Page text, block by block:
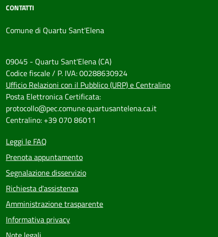
CONTATTI
Comune di Quartu Sant'Elena
09045 - Quartu Sant'Elena (CA)
Codice fiscale / P. IVA: 00288630924
Ufficio Relazioni con il Pubblico (URP) e Centralino
Posta Elettronica Certificata:
protocollo@pec.comune.quartusantelena.ca.it
Centralino: +39 070 86011
Leggi le FAQ
Prenota appuntamento
Segnalazione disservizio
Richiesta d'assistenza
Amministrazione trasparente
Informativa privacy